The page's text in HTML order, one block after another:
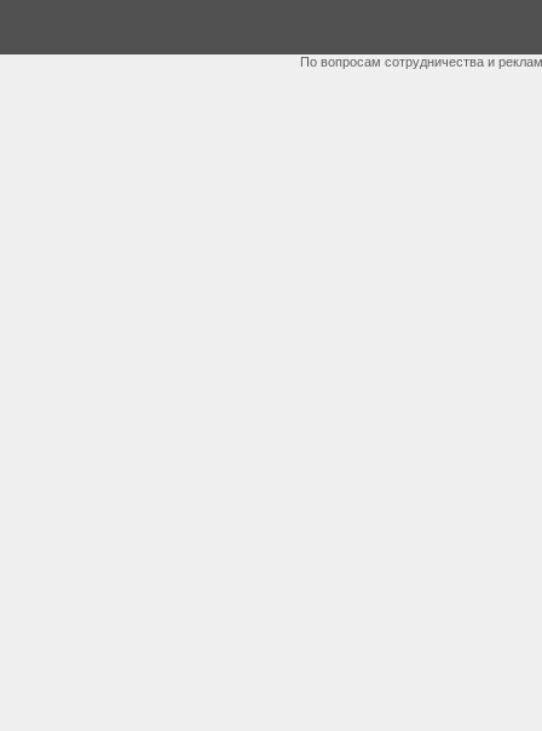
По вопросам сотрудничества и